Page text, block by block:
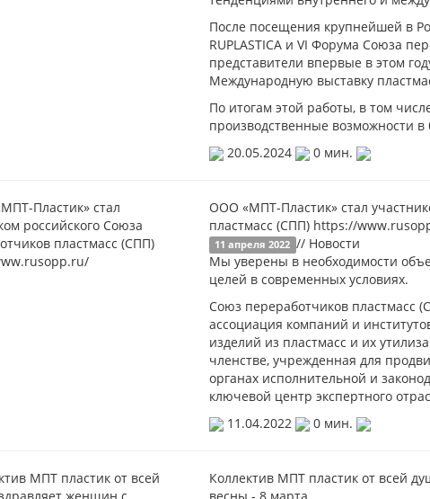
После посещения крупнейшей в
RUPLASTICA и VI Форума Союза
представители впервые в этом
Международную выставку
По итогам этой работы, в том
производственные возможности
20.05.2024
0 мин.
ООО «МПТ-Пластик» стал
пластмасс (СПП) https://
11 апреля 2022 // Новости
Мы уверены в необходимости
целей в современных условиях.
Союз переработчиков пластмасс
ассоциация компаний и
изделий из пластмасс и их
членстве, учрежденная для
органах исполнительной и
ключевой центр экспертного
11.04.2022
0 мин.
Коллектив МПТ пластик от всей